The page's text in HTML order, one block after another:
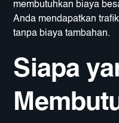
membutuhkan biaya
Anda mendapatkan
tanpa biaya tambahan.
Siapa